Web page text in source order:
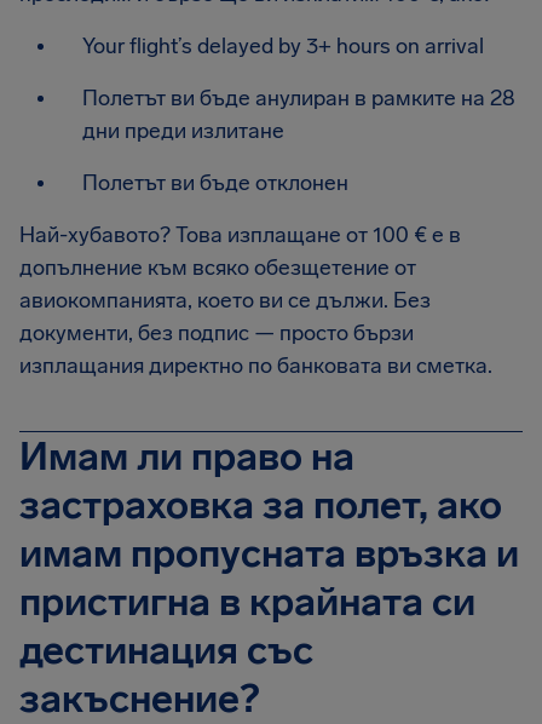
Your flight’s delayed by 3+ hours on arrival
Полетът ви бъде анулиран в рамките на 28
дни преди излитане
Полетът ви бъде отклонен
Най-хубавото? Това изплащане от 100 € е в
допълнение към всяко обезщетение от
авиокомпанията, което ви се дължи. Без
документи, без подпис — просто бързи
изплащания директно по банковата ви сметка.
Имам ли право на
застраховка за полет, ако
имам пропусната връзка и
пристигна в крайната си
дестинация със
закъснение?